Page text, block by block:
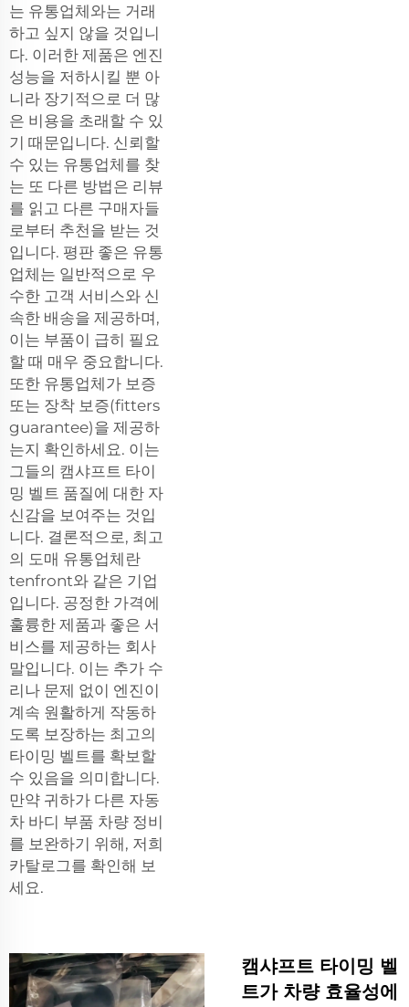
는 유통업체와는 거래
하고 싶지 않을 것입니
다. 이러한 제품은 엔진
성능을 저하시킬 뿐 아
니라 장기적으로 더 많
은 비용을 초래할 수 있
기 때문입니다. 신뢰할
수 있는 유통업체를 찾
는 또 다른 방법은 리뷰
를 읽고 다른 구매자들
로부터 추천을 받는 것
입니다. 평판 좋은 유통
업체는 일반적으로 우
수한 고객 서비스와 신
속한 배송을 제공하며,
이는 부품이 급히 필요
할 때 매우 중요합니다.
또한 유통업체가 보증
또는 장착 보증(fitters
guarantee)을 제공하
는지 확인하세요. 이는
그들의 캠샤프트 타이
밍 벨트 품질에 대한 자
신감을 보여주는 것입
니다. 결론적으로, 최고
의 도매 유통업체란
tenfront와 같은 기업
입니다. 공정한 가격에
훌륭한 제품과 좋은 서
비스를 제공하는 회사
말입니다. 이는 추가 수
리나 문제 없이 엔진이
계속 원활하게 작동하
도록 보장하는 최고의
타이밍 벨트를 확보할
수 있음을 의미합니다.
만약 귀하가 다른 자동
차 바디 부품 차량 정비
를 보완하기 위해, 저희
카탈로그를 확인해 보
세요.
캠샤프트 타이밍 벨
트가 차량 효율성에